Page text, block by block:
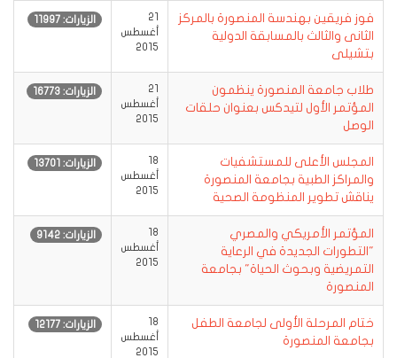
فوز فريقين بهندسة المنصورة بالمركز
الثانى والثالث بالمسابقة الدولية
بتشيلى
21
أغسطس
2015
الزيارات: 11997
طلاب جامعة المنصورة ينظمون
المؤتمر الأول لتيدكس بعنوان حلقات
الوصل
21
أغسطس
2015
الزيارات: 16773
المجلس الأعلى للمستشفيات
والمراكز الطبية بجامعة المنصورة
يناقش تطوير المنظومة الصحية‎‎
18
أغسطس
2015
الزيارات: 13701
المؤتمر الأمريكي والمصري
"التطورات الجديدة في الرعاية
التمريضية وبحوث الحياة" بجامعة
المنصورة
18
أغسطس
2015
الزيارات: 9142
ختام المرحلة الأولى لجامعة الطفل
بجامعة المنصورة
18
أغسطس
2015
الزيارات: 12177